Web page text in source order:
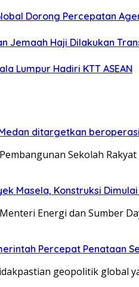
Dorong Percepatan
Jemaah Haji Dilakukan
Lumpur Hadiri KTT ASEAN
ditargetkan
Sekolah
Masela, Konstruksi
Menteri Energi dan Sumber
Percepat Penataan
geopolitik